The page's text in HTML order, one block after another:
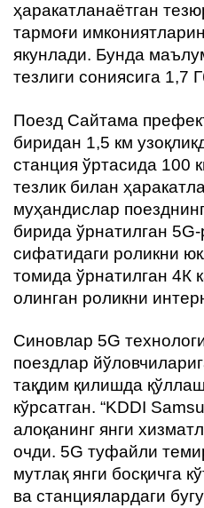
ҳаракатланаётган
тармоғи
якунлади. Бунда
тезлиги сониясига 1,7
Поезд Сайтама
биридан 1,5 км
станция ўртасида 100
тезлик билан
муҳандислар
бирида ўрнатилган
сифатидаги роликни
томида ўрнатилган 4К
олинган роликни
Синовлар 5G
поездлар
тақдим қилишда
кўрсатган. “KDDI
алоқанинг янги
очди. 5G туфайли
мутлақ янги босқичга
ва станциялардаги